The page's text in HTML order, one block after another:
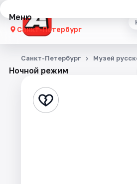
Меню
Санкт-Петербург
Концерты
Стендап
Ночной режим
Санкт-Петербург Музей